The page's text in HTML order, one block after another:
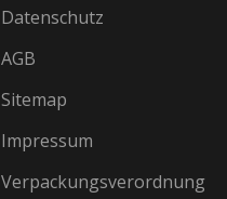
Datenschutz
AGB
Sitemap
Impressum
Verpackungsverordnung